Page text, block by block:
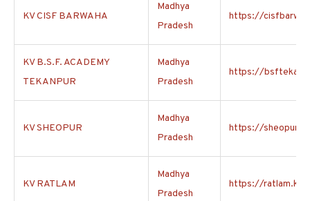
KV CISF BARWAHA
Madhya
Pradesh
https://
KV B.S.F. ACADEMY
TEKANPUR
Madhya
Pradesh
https://
KV SHEOPUR
Madhya
Pradesh
https://
KV RATLAM
Madhya
Pradesh
https://